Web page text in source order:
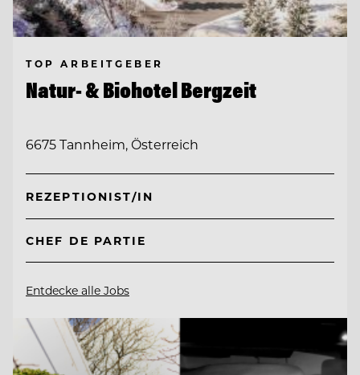
TOP ARBEITGEBER
Natur- & Biohotel Bergzeit
6675 Tannheim, Österreich
REZEPTIONIST/IN
CHEF DE PARTIE
Entdecke alle Jobs